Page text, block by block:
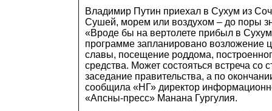
Владимир Путин приехал в Сухум из
Сушей, морем или воздухом – до поры
«Вроде бы на вертолете прибыл в
программе запланировано возложение
славы, посещение роддома,
средства. Может состояться встреча
заседание правительства, а по
сообщила «НГ» директор
«Апсны-пресс» Манана Гургулия.